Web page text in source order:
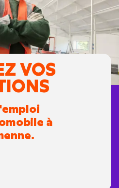
VOS
à